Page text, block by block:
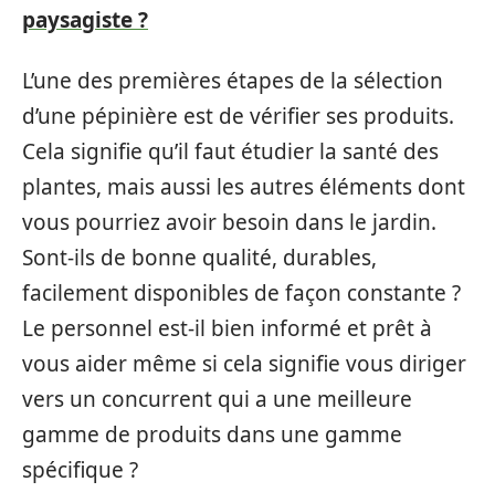
paysagiste ?
L’une des premières étapes de la sélection
d’une pépinière est de vérifier ses produits.
Cela signifie qu’il faut étudier la santé des
plantes, mais aussi les autres éléments dont
vous pourriez avoir besoin dans le jardin.
Sont-ils de bonne qualité, durables,
facilement disponibles de façon constante ?
Le personnel est-il bien informé et prêt à
vous aider même si cela signifie vous diriger
vers un concurrent qui a une meilleure
gamme de produits dans une gamme
spécifique ?